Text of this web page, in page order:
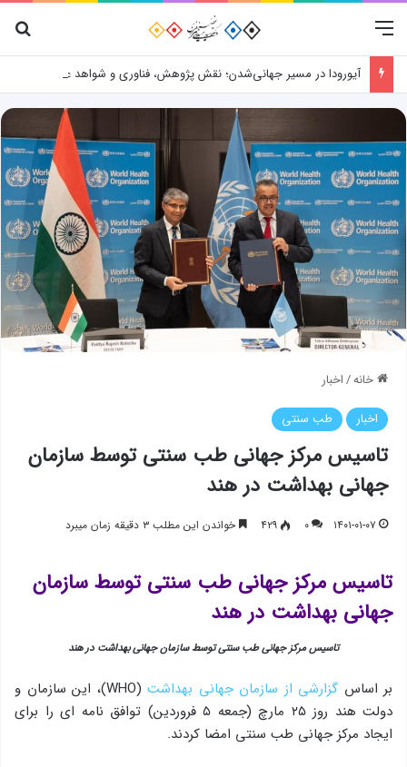
منو
آیورودا در مسیر جهانی‌شدن؛ نقش پژوهش، فناوری و شواهد علمی
خانه/اخبار
اخبار طب سنتی
تاسیس مرکز جهانی طب سنتی توسط سازمان
جهانی بهداشت در هند
۱۴۰۱-۰۱-۰۷ ۰ ۴۲۹ خواندن این مطلب ۳ دقیقه زمان میبرد
تاسیس مرکز جهانی طب سنتی توسط سازمان
جهانی بهداشت در هند
تاسیس مرکز جهانی طب سنتی توسط سازمان جهانی بهداشت در هند
بر اساس گزارشی از سازمان جهانی بهداشت
(WHO)، این سازمان و
دولت هند روز ۲۵ مارچ (جمعه ۵ فروردین) توافق نامه ای را برای
ایجاد مرکز جهانی طب سنتی امضا کردند.